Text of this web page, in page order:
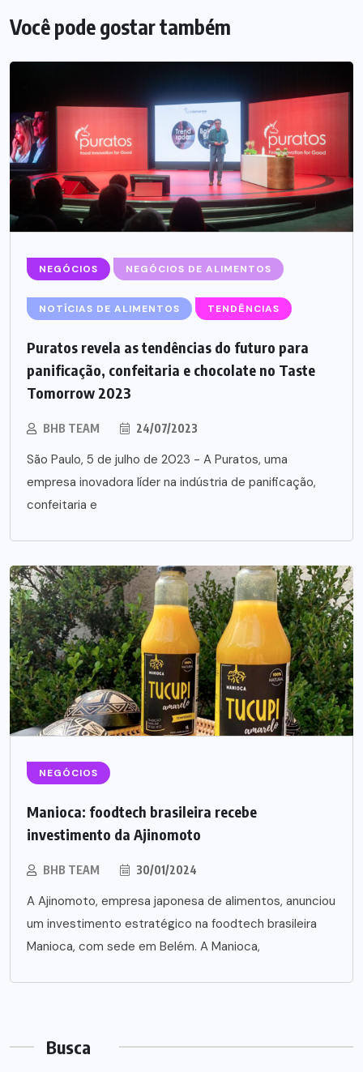
Você pode gostar também
NEGÓCIOS NEGÓCIOS DE ALIMENTOS
NOTÍCIAS DE ALIMENTOS TENDÊNCIAS
Puratos revela as tendências do futuro para
panificação, confeitaria e chocolate no Taste
Tomorrow 2023
BHB TEAM 24/07/2023
São Paulo, 5 de julho de 2023 - A Puratos, uma
empresa inovadora líder na indústria de panificação,
confeitaria e
NEGÓCIOS
Manioca: foodtech brasileira recebe
investimento da Ajinomoto
BHB TEAM 30/01/2024
A Ajinomoto, empresa japonesa de alimentos, anunciou
um investimento estratégico na foodtech brasileira
Manioca, com sede em Belém. A Manioca,
Busca